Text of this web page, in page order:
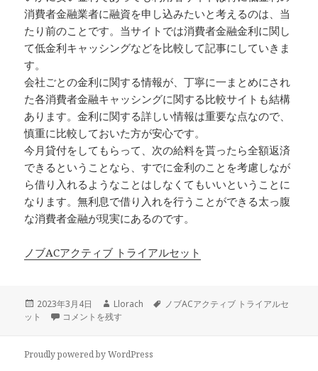
消費者金融業者に融資を申し込みたいと考えるのは、当
たり前のことです。当サイトでは消費者金融金利に関し
て低金利キャッシングなどを比較して記事にしていきま
す。
会社ごとの金利に関する情報が、丁寧に一まとめにされ
た各消費者金融キャッシングに関する比較サイトも結構
あります。金利に関する詳しい情報は重要な点なので、
慎重に比較しておいた方が安心です。
今月貸付をしてもらって、次の給料を貰ったら全額返済
できるということなら、すでに金利のことを考慮しなが
ら借り入れるようなことはしなくてもいいということに
なります。無利息で借り入れを行うことができる太っ腹
な消費者金融が現実にあるのです。
ノブACアクティブ トライアルセット
投
稿
2023年3月4日
作
成
Llorach
タ
ノブACアクティブ トライアルセ
ット
会社ごとの金利に関する情報が…。 に
コメントを残す
Proudly powered by WordPress